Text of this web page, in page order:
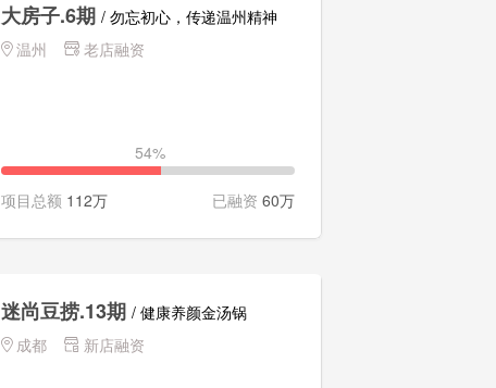
大房子.6期 / 勿忘初心，传递温州精神
温州
老店融资
54%
项目总额 112万 已融资 60万
迷尚豆捞.13期 / 健康养颜金汤锅
成都
新店融资